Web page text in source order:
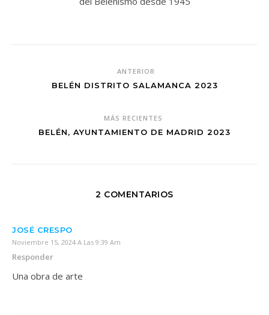
ANTERIOR
BELÉN DISTRITO SALAMANCA 2023
MÁS RECIENTES
BELÉN, AYUNTAMIENTO DE MADRID 2023
2 COMENTARIOS
JOSÉ CRESPO
Noviembre 15, 2024 A Las 9:39 Am
Responder
Una obra de arte